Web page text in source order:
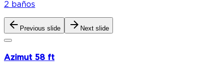
2 baños
Previous slide Next slide
Azimut 58 ft